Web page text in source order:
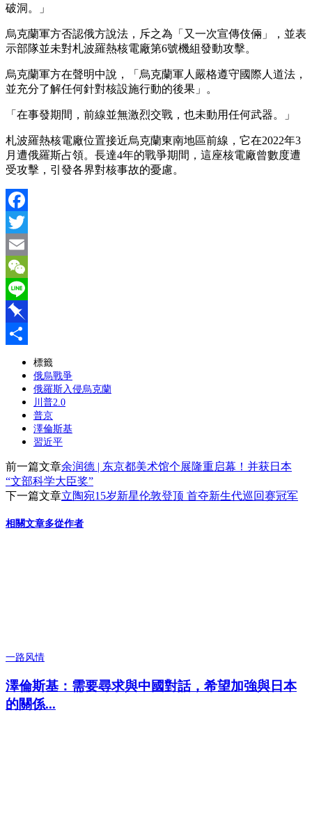
破洞。」
烏克蘭軍方否認俄方說法，斥之為「又一次宣傳伎倆」，並表
示部隊並未對札波羅熱核電廠第6號機組發動攻擊。
烏克蘭軍方在聲明中說，「烏克蘭軍人嚴格遵守國際人道法，
並充分了解任何針對核設施行動的後果」。
「在事發期間，前線並無激烈交戰，也未動用任何武器。」
札波羅熱核電廠位置接近烏克蘭東南地區前線，它在2022年3
月遭俄羅斯占領。長達4年的戰爭期間，這座核電廠曾數度遭
受攻擊，引發各界對核事故的憂慮。
Facebook
Twitter
Email
WeChat
Line
Pinboard
標籤
俄烏戰爭
俄羅斯入侵烏克蘭
川普2.0
普京
澤倫斯基
習近平
前一篇文章余润德 | 东京都美术馆个展隆重启幕！并获日本
“文部科学大臣奖”
下一篇文章立陶宛15岁新星伦敦登顶 首夺新生代巡回赛冠军
相關文章多從作者
一路风情
澤倫斯基：需要尋求與中國對話，希望加強與日本
的關係...